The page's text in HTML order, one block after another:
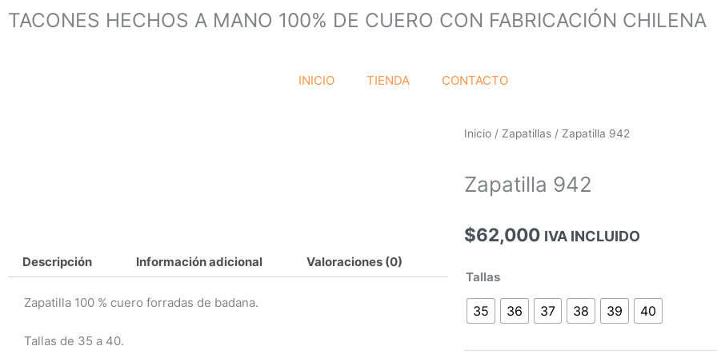
TACONES HECHOS A MANO 100% DE CUERO CON FABRICACIÓN CHILENA
INICIO TIENDA CONTACTO
Descripción Información adicional Valoraciones (0)
Zapatilla 100 % cuero forradas de badana.
Tallas de 35 a 40.
Inicio / Zapatillas / Zapatilla 942
Zapatilla 942
$62,000 IVA INCLUIDO
Tallas
35 36 37 38 39 40
Zapatilla
cantidad